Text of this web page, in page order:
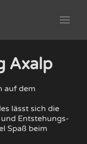
Axalp
auf dem
lässt sich die
Entstehungs-
Spaß beim